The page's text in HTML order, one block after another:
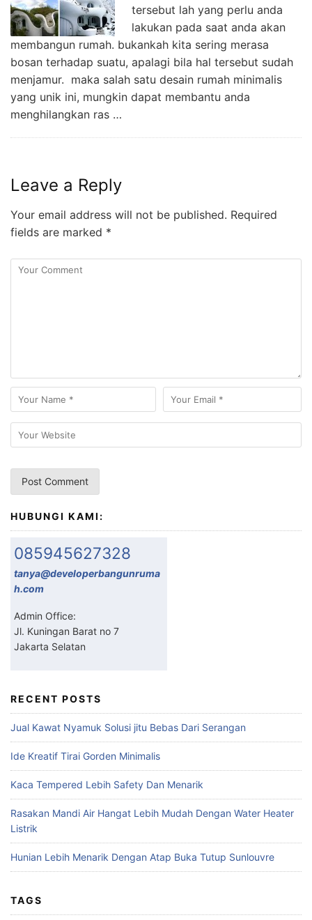
tersebut lah yang perlu anda
lakukan pada saat anda akan
membangun rumah. bukankah kita sering merasa
bosan terhadap suatu, apalagi bila hal tersebut sudah
menjamur. maka salah satu desain rumah minimalis
yang unik ini, mungkin dapat membantu anda
menghilangkan ras …
Leave a Reply
Your email address will not be published. Required
fields are marked *
HUBUNGI KAMI:
085945627328
tanya@developerbangunruma
h.com
Admin Office:
Jl. Kuningan Barat no 7
Jakarta Selatan
RECENT POSTS
Jual Kawat Nyamuk Solusi jitu Bebas Dari Serangan
Ide Kreatif Tirai Gorden Minimalis
Kaca Tempered Lebih Safety Dan Menarik
Rasakan Mandi Air Hangat Lebih Mudah Dengan Water Heater
Listrik
Hunian Lebih Menarik Dengan Atap Buka Tutup Sunlouvre
TAGS